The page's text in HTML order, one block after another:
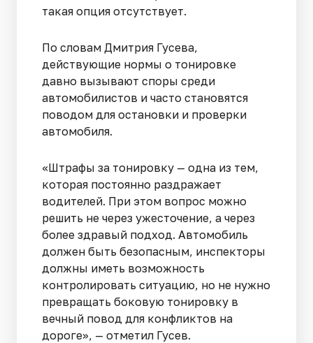
такая опция отсутствует.
По словам Дмитрия Гусева,
действующие нормы о тонировке
давно вызывают споры среди
автомобилистов и часто становятся
поводом для остановки и проверки
автомобиля.
«Штрафы за тонировку — одна из тем,
которая постоянно раздражает
водителей. При этом вопрос можно
решить не через ужесточение, а через
более здравый подход. Автомобиль
должен быть безопасным, инспекторы
должны иметь возможность
контролировать ситуацию, но не нужно
превращать боковую тонировку в
вечный повод для конфликтов на
дороге», — отметил Гусев.